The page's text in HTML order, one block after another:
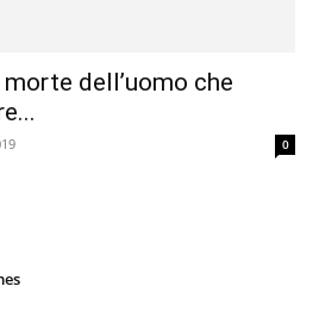
dell’uomo che
0